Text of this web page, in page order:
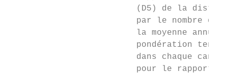
(D5) de la
par le nombre
la moyenne
pondération
dans chaque
pour le rapport